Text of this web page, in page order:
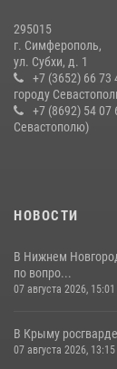
10 июля 2026, 15:10
295015
г. Симферополь,
ул. Субхи, д. 1
+7 (3652) 66
городу
+7 (8692) 54
Севастополю)
НОВОСТИ
В Нижнем
по вопро...
07 августа 2026, 15:01
В Крыму
07 августа 2026, 13:15